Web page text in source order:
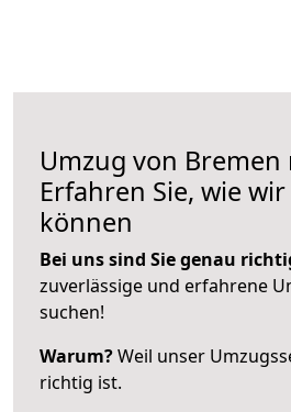
Umzug von
Erfahren Sie, wie
können
Bei uns sind Sie genau
zuverlässige und erfahrene
suchen!
Warum?Weil unser
richtig ist.